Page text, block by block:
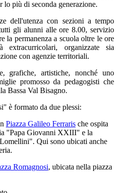
lo più di seconda generazione.
dell'utenza con sezioni a tempo
gli alunni alle ore 8.00, servizio
la permanenza a scuola oltre le ore
extracurricolari, organizzate sia
con agenzie territoriali.
grafiche, artistiche, nonché uno
promosso da pedagogisti che
Bassa Val Bisagno.
è formato da due plessi:
Piazza Galileo Ferraris che ospita
"Papa Giovanni XXIII" e la
Qui sono ubicati anche
Romagnosi, ubicata nella piazza